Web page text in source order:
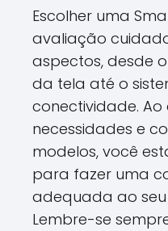
Escolher uma
avaliação
aspectos, desde
da tela até o
conectividade. Ao
necessidades e
modelos, você
para fazer uma
adequada ao seu
Lembre-se